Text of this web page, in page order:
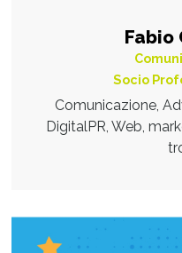
Fabio
Socio
Comunicazione,
DigitalPR, Web,